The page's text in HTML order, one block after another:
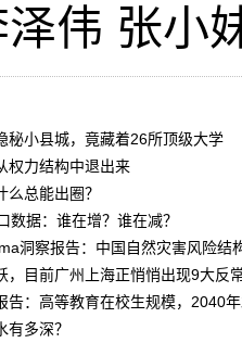
泽伟 张小
秘小县城，竟藏着26所顶级大学
权力结构中退出来
么总能出圈？
数据：谁在增？谁在减？
洞察报告：中国自然灾害风险结
，目前广州上海正悄悄出现9大反
告：高等教育在校生规模，2040
有多深？